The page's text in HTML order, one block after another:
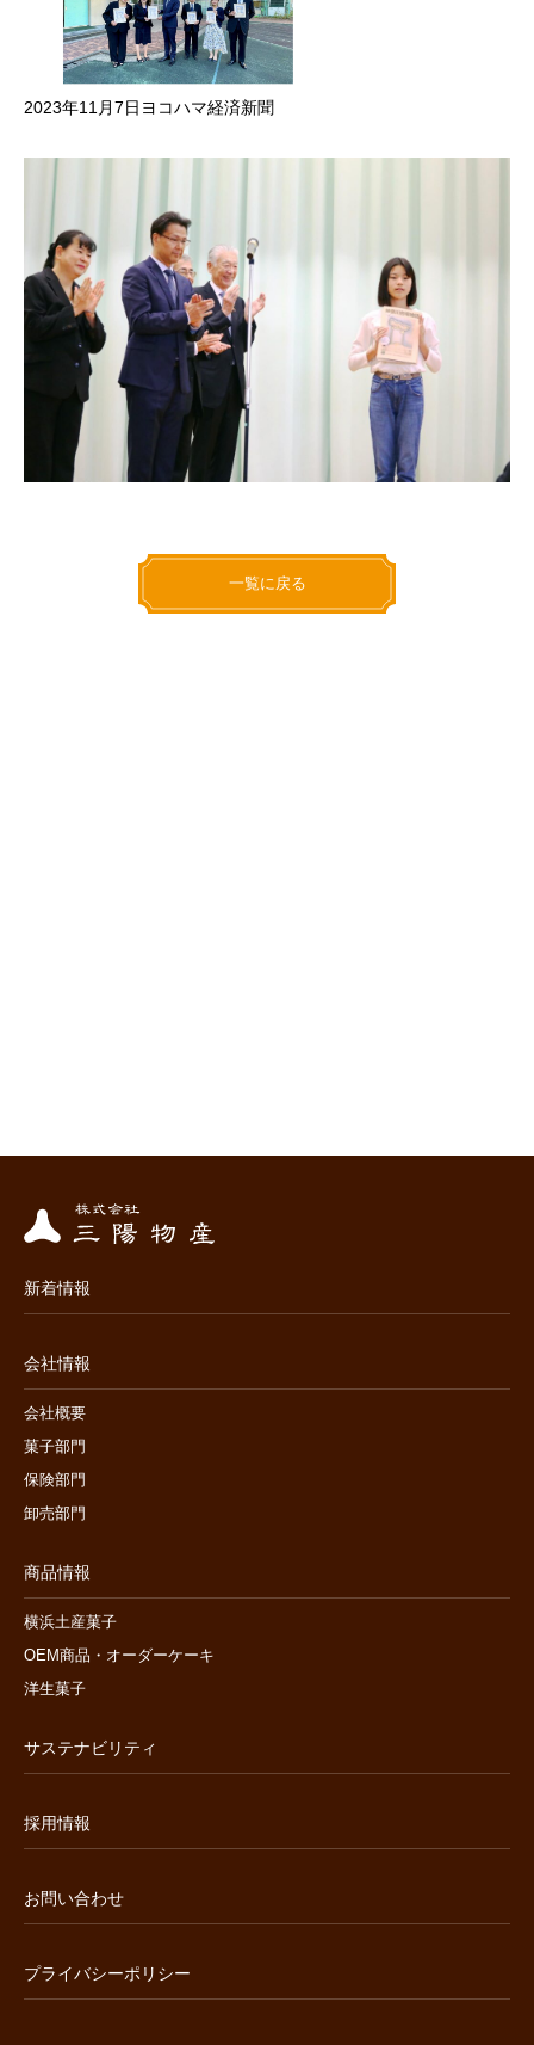
2023年11月7日ヨコハマ経済新聞
一覧に戻る
新着情報
会社情報
会社概要
菓子部門
保険部門
卸売部門
商品情報
横浜土産菓子
OEM商品・オーダーケーキ
洋生菓子
サステナビリティ
採用情報
お問い合わせ
プライバシーポリシー